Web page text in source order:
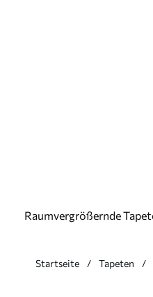
Raumvergrößernde
Startseite Tapeten